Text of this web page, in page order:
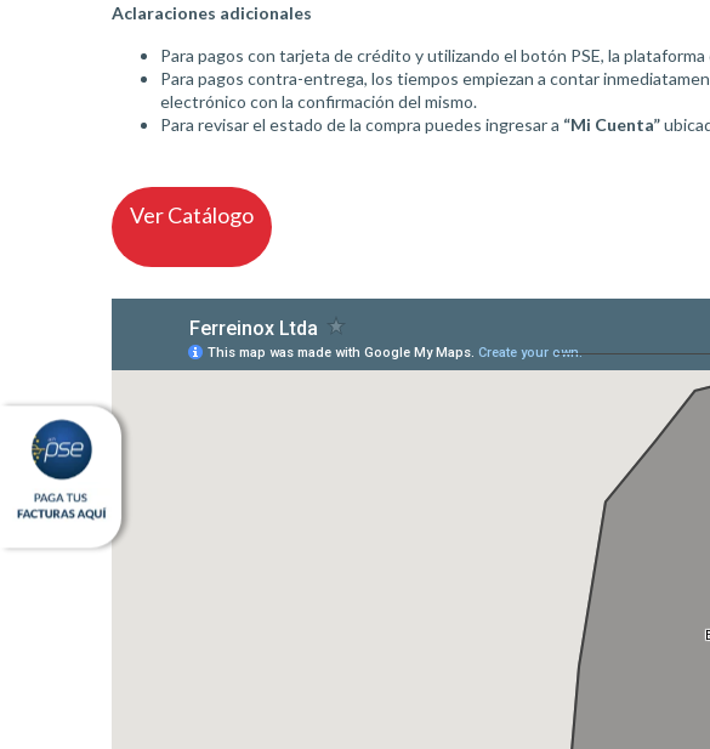
Aclaraciones adicionales
Para pagos con tarjeta de crédito y utilizando el botón PSE, la
Para pagos contra-entrega, los tiempos empiezan a contar
electrónico con la confirmación del mismo.
Para revisar el estado de la compra puedes ingresar a “Mi Cuenta”
Ver Catálogo